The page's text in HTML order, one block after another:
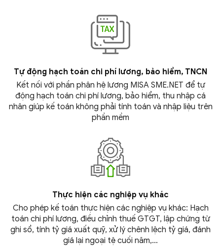
Tự động hạch toán chi phí lương, bảo hiểm, TNCN
Kết nối với phần phân hệ lương MISA SME.NET để tự
động hạch toán chi phí lương, bảo hiểm, thu nhập cá
nhân giúp kế toán không phải tính toán và nhập liệu trên
phần mềm
Thực hiện các nghiệp vụ khác
Cho phép kế toán thực hiện các nghiệp vụ khác: Hạch
toán chi phí lương, điều chỉnh thuế GTGT, lập chứng từ
ghi sổ, tính tỷ giá xuất quỹ, xử lý chênh lệch tỷ giá, đánh
giá lại ngoại tệ cuối năm,…